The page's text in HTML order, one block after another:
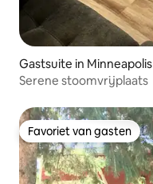
Gastsuite in Minneapolis
Serene stoomvrijplaats
Favoriet van gasten
Favoriet van gasten